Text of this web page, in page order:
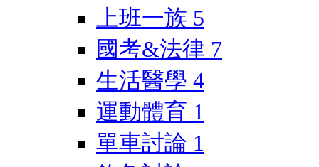
上班一族 5
國考&法律 7
生活醫學 4
運動體育 1
單車討論 1